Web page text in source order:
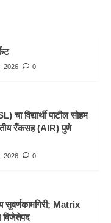
2026 0
विद्यार्थी पाटील सोहम
रँकसह (AIR) पुणे
2026 0
सुवर्णकामगिरी; Matrix